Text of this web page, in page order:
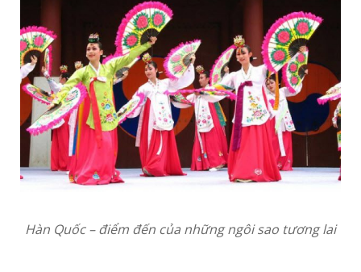
Hàn Quốc – điểm đến của những ngôi sao tương lai